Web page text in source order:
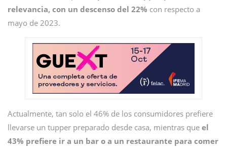
relevancia, con un descenso del 22% con respecto a
mayo de 2023.
Actualmente, tan solo el 46% de los consumidores prefiere
llevarse un tupper preparado desde casa, mientras que el
43% prefiere ir a un bar o a un restaurante para comer